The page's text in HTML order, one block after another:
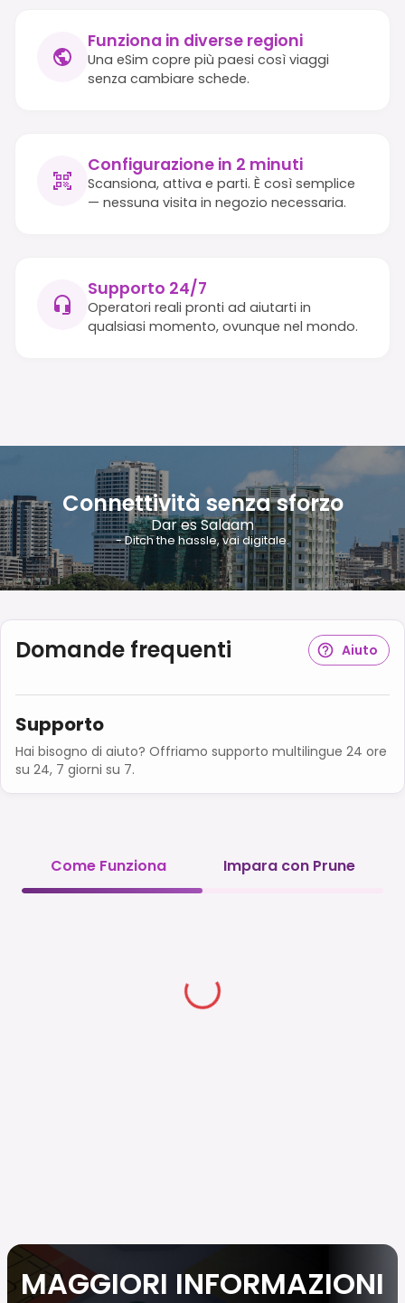
Funziona in diverse regioni
Una eSim copre più paesi così viaggi
senza cambiare schede.
Configurazione in 2 minuti
Scansiona, attiva e parti. È così semplice
— nessuna visita in negozio necessaria.
Supporto 24/7
Operatori reali pronti ad aiutarti in
qualsiasi momento, ovunque nel mondo.
Connettività senza sforzo
Dar es Salaam
- Ditch the hassle, vai digitale.
Domande frequenti Aiuto
Supporto
Hai bisogno di aiuto? Offriamo supporto multilingue 24 ore
su 24, 7 giorni su 7.
Come Funziona Impara con Prune
MAGGIORI INFORMAZIONI